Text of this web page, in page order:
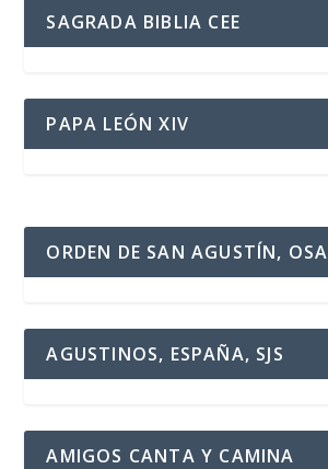
SAGRADA BIBLIA CEE
PAPA LEÓN XIV
ORDEN DE SAN AGUSTÍN, OSA
AGUSTINOS, ESPAÑA, SJS
AMIGOS CANTA Y CAMINA